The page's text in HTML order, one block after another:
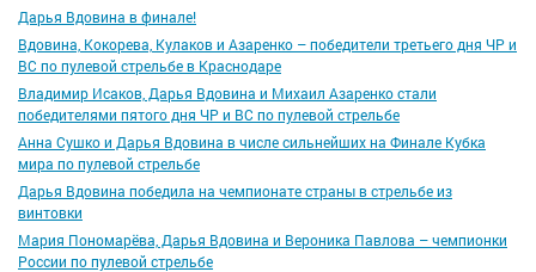
Дарья Вдовина в финале!
Вдовина, Кокорева, Кулаков и Азаренко – победители третьего дня ЧР и
ВС по пулевой стрельбе в Краснодаре
Владимир Исаков, Дарья Вдовина и Михаил Азаренко стали
победителями пятого дня ЧР и ВС по пулевой стрельбе
Анна Сушко и Дарья Вдовина в числе сильнейших на Финале Кубка
мира по пулевой стрельбе
Дарья Вдовина победила на чемпионате страны в стрельбе из
винтовки
Мария Пономарёва, Дарья Вдовина и Вероника Павлова – чемпионки
России по пулевой стрельбе